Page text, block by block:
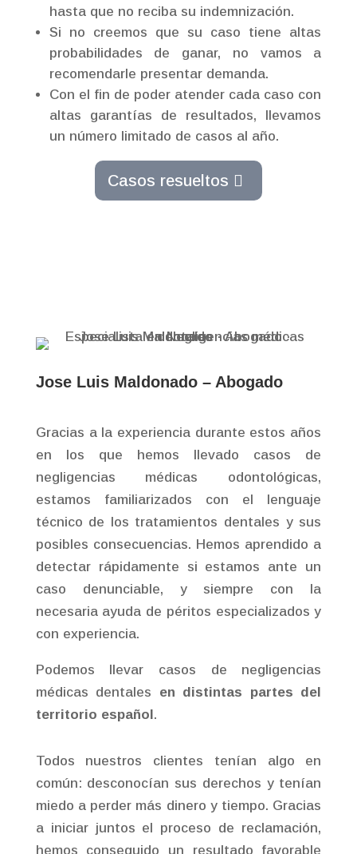
hasta que no reciba su indemnización.
Si no creemos que su caso tiene altas
probabilidades de ganar, no vamos a
recomendarle presentar demanda.
Con el fin de poder atender cada caso con
altas garantías de resultados, llevamos
un número limitado de casos al año.
Casos resueltos
Jose Luis Maldonado – Abogado
Gracias a la experiencia durante estos años
en los que hemos llevado casos de
negligencias médicas odontológicas,
estamos familiarizados con el lenguaje
técnico de los tratamientos dentales y sus
posibles consecuencias. Hemos aprendido a
detectar rápidamente si estamos ante un
caso denunciable, y siempre con la
necesaria ayuda de péritos especializados y
con experiencia.
Podemos llevar casos de negligencias
médicas dentales en distintas partes del
territorio español.
Todos nuestros clientes tenían algo en
común: desconocían sus derechos y tenían
miedo a perder más dinero y tiempo. Gracias
a iniciar juntos el proceso de reclamación,
hemos conseguido un resultado favorable